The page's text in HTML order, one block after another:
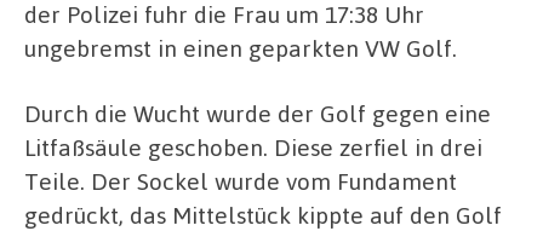
der Polizei fuhr die Frau um 17:38 Uhr
ungebremst in einen geparkten VW Golf.
Durch die Wucht wurde der Golf gegen eine
Litfaßsäule geschoben. Diese zerfiel in drei
Teile. Der Sockel wurde vom Fundament
gedrückt, das Mittelstück kippte auf den Golf